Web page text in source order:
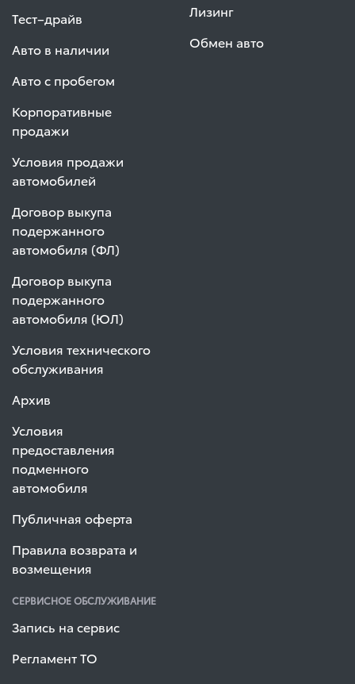
Тест–драйв
Авто в наличии
Авто с пробегом
Корпоративные
продажи
Условия продажи
автомобилей
Договор выкупа
подержанного
автомобиля (ФЛ)
Договор выкупа
подержанного
автомобиля (ЮЛ)
Условия технического
обслуживания
Архив
Условия
предоставления
подменного
автомобиля
Публичная оферта
Правила возврата и
возмещения
Лизинг
Обмен авто
СЕРВИСНОЕ ОБСЛУЖИВАНИЕ
Запись на сервис
Регламент ТО